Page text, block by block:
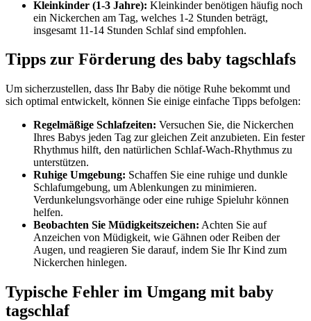
Kleinkinder (1-3 Jahre): Kleinkinder benötigen häufig noch
ein Nickerchen am Tag, welches 1-2 Stunden beträgt,
insgesamt 11-14 Stunden Schlaf sind empfohlen.
Tipps zur Förderung des baby tagschlafs
Um sicherzustellen, dass Ihr Baby die nötige Ruhe bekommt und
sich optimal entwickelt, können Sie einige einfache Tipps befolgen:
Regelmäßige Schlafzeiten: Versuchen Sie, die Nickerchen
Ihres Babys jeden Tag zur gleichen Zeit anzubieten. Ein fester
Rhythmus hilft, den natürlichen Schlaf-Wach-Rhythmus zu
unterstützen.
Ruhige Umgebung: Schaffen Sie eine ruhige und dunkle
Schlafumgebung, um Ablenkungen zu minimieren.
Verdunkelungsvorhänge oder eine ruhige Spieluhr können
helfen.
Beobachten Sie Müdigkeitszeichen: Achten Sie auf
Anzeichen von Müdigkeit, wie Gähnen oder Reiben der
Augen, und reagieren Sie darauf, indem Sie Ihr Kind zum
Nickerchen hinlegen.
Typische Fehler im Umgang mit baby
tagschlaf